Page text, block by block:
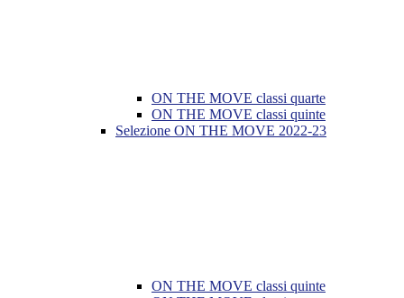
ON THE MOVE classi quarte
ON THE MOVE classi quinte
Selezione ON THE MOVE 2022-23
ON THE MOVE classi quinte